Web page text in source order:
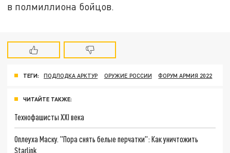
в полмиллиона бойцов.
ТЕГИ: ПОДЛОДКА АРКТУР ОРУЖИЕ РОССИИ ФОРУМ АРМИЯ 2022
ЧИТАЙТЕ ТАКЖЕ:
Технофашисты XXI века
Оплеуха Маску. "Пора снять белые перчатки": Как уничтожить
Starlink